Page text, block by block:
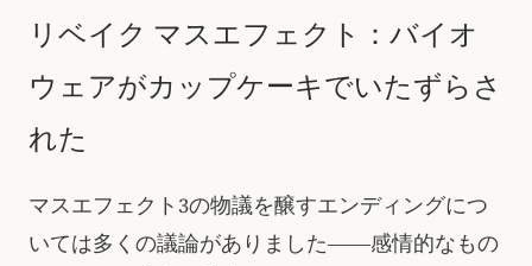
リベイク マスエフェクト：バイオ
ウェアがカップケーキでいたずらさ
れた
マスエフェクト3の物議を醸すエンディングにつ
いては多くの議論がありました――感情的なもの